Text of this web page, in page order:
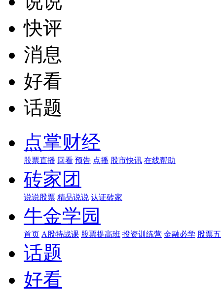
快评
消息
好看
话题
点掌财经
股票直播 回看 预告 点播 股市快讯 在线帮助
砖家团
说说股票 精品说说 认证砖家
牛金学园
首页 A股特战课 股票提高班 投资训练营 金融必学 股票
话题
好看